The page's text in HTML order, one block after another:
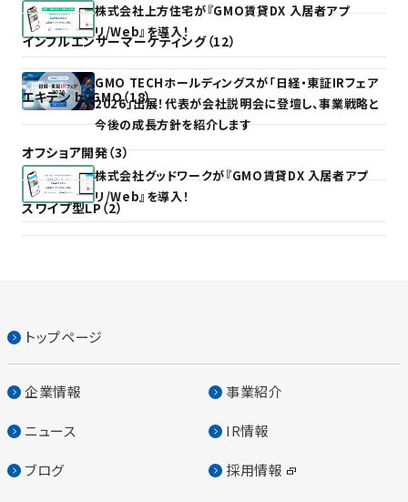
インフルエンサーマーケティング（12）
エキテン byGMO（18）
オフショア開発（3）
スワイプ型LP（2）
株式会社上方住宅が『GMO賃貸DX 入居者アプ
リ/Web』を導入！
GMO TECHホールディングスが「日経・東証IRフェア
2026」出展！代表が会社説明会に登壇し、事業戦略と
今後の成長方針を紹介します
株式会社グッドワークが『GMO賃貸DX 入居者アプ
リ/Web』を導入！
トップページ
企業情報 事業紹介
ニュース IR情報
ブログ 採用情報